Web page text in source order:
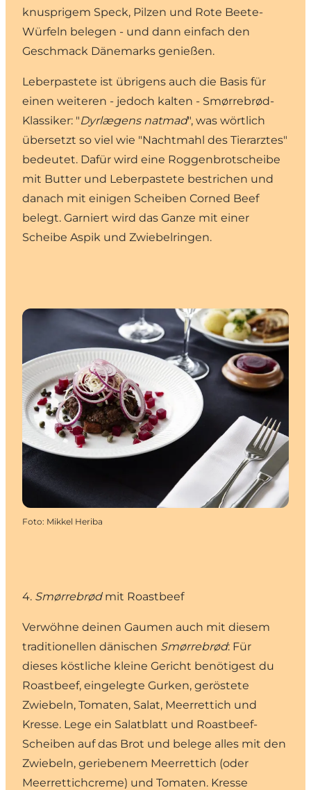
knusprigem Speck, Pilzen und Rote Beete-
Würfeln belegen - und dann einfach den
Geschmack Dänemarks genießen.
Leberpastete ist übrigens auch die Basis für
einen weiteren - jedoch kalten - Smørrebrød-
Klassiker: "Dyrlægens natmad", was wörtlich
übersetzt so viel wie "Nachtmahl des Tierarztes"
bedeutet. Dafür wird eine Roggenbrotscheibe
mit Butter und Leberpastete bestrichen und
danach mit einigen Scheiben Corned Beef
belegt. Garniert wird das Ganze mit einer
Scheibe Aspik und Zwiebelringen.
Foto: Mikkel Heriba
4. Smørrebrød mit Roastbeef
Verwöhne deinen Gaumen auch mit diesem
traditionellen dänischen Smørrebrød: Für
dieses köstliche kleine Gericht benötigest du
Roastbeef, eingelegte Gurken, geröstete
Zwiebeln, Tomaten, Salat, Meerrettich und
Kresse. Lege ein Salatblatt und Roastbeef-
Scheiben auf das Brot und belege alles mit den
Zwiebeln, geriebenem Meerrettich (oder
Meerrettichcreme) und Tomaten. Kresse